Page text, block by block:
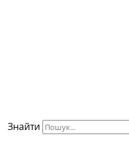
Знайти